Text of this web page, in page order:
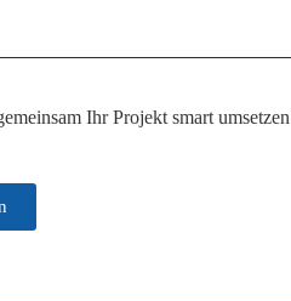
Ihr Projekt smart